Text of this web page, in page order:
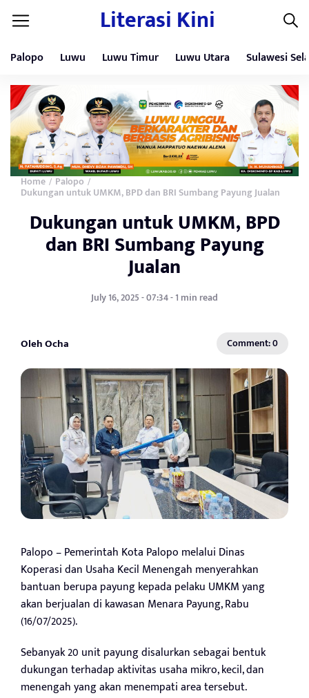
Literasi Kini
Palopo Luwu Luwu Timur Luwu Utara Sulawesi
Home / Palopo /
Dukungan untuk UMKM, BPD dan BRI Sumbang Payung Jualan
Dukungan untuk UMKM, BPD
dan BRI Sumbang Payung
Jualan
July 16, 2025 - 07:34 - 1 min read
Oleh Ocha Comment: 0
Palopo – Pemerintah Kota Palopo melalui Dinas
Koperasi dan Usaha Kecil Menengah menyerahkan
bantuan berupa payung kepada pelaku UMKM yang
akan berjualan di kawasan Menara Payung, Rabu
(16/07/2025).
Sebanyak 20 unit payung disalurkan sebagai bentuk
dukungan terhadap aktivitas usaha mikro, kecil, dan
menengah yang akan menempati area tersebut.